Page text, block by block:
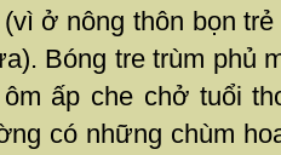
ở nông thôn bọn
Bóng tre trùm phủ
ấp che chở tuổi
có những chùm